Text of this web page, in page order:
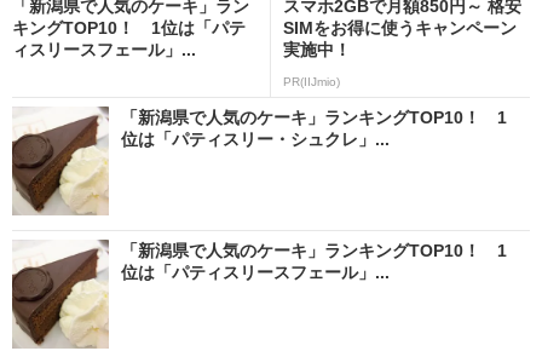
「新潟県で人気のケーキ」ラン
キングTOP10！ 1位は「パテ
ィスリースフェール」...
スマホ2GBで月額850円～ 格安
SIMをお得に使うキャンペーン
実施中！
PR(IIJmio)
「新潟県で人気のケーキ」ランキングTOP10！ 1
位は「パティスリー・シュクレ」...
「新潟県で人気のケーキ」ランキングTOP10！ 1
位は「パティスリースフェール」...